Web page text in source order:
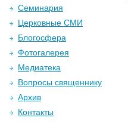
Семинария
Церковные СМИ
Блогосфера
Фотогалерея
Медиатека
Вопросы священнику
Архив
Контакты